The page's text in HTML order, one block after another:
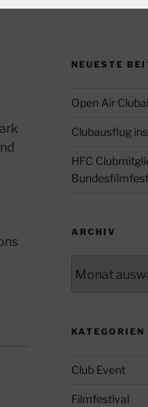
NEUESTE
Open Air
Clubausflug
HFC
ARCHIV
KATEGORIEN
Club Event
Filmfestival